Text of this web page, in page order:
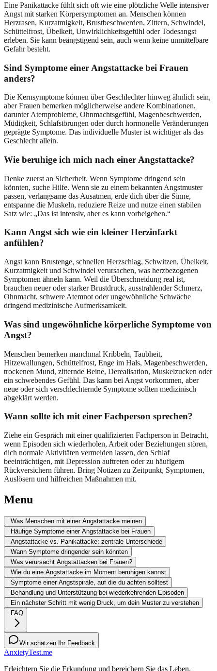
Eine Panikattacke fühlt sich oft wie eine plötzliche Welle intensiver
Angst mit starken Körpersymptomen an. Menschen können
Herzrasen, Kurzatmigkeit, Brustbeschwerden, Zittern, Schwindel,
Schüttelfrost, Übelkeit, Unwirklichkeitsgefühl oder Todesangst
erleben. Sie kann beängstigend sein, auch wenn keine unmittelbare
Gefahr besteht.
Sind Symptome einer Angstattacke bei Frauen
anders?
Die Kernsymptome können über Geschlechter hinweg ähnlich sein,
aber Frauen bemerken möglicherweise andere Kombinationen,
darunter Atemprobleme, Ohnmachtsgefühl, Magenbeschwerden,
Müdigkeit, Schlafstörungen oder durch hormonelle Veränderungen
geprägte Symptome. Das individuelle Muster ist wichtiger als das
Geschlecht allein.
Wie beruhige ich mich nach einer Angstattacke?
Denke zuerst an Sicherheit. Wenn Symptome dringend sein
könnten, suche Hilfe. Wenn sie zu einem bekannten Angstmuster
passen, verlangsame das Ausatmen, erde dich über die Sinne,
entspanne die Muskeln, reduziere Reize und nutze einen stabilen
Satz wie: „Das ist intensiv, aber es kann vorbeigehen.“
Kann Angst sich wie ein kleiner Herzinfarkt
anfühlen?
Angst kann Brustenge, schnellen Herzschlag, Schwitzen, Übelkeit,
Kurzatmigkeit und Schwindel verursachen, was herzbezogenen
Symptomen ähneln kann. Weil die Überschneidung real ist,
brauchen neuer oder starker Brustdruck, ausstrahlender Schmerz,
Ohnmacht, schwere Atemnot oder ungewöhnliche Schwäche
dringend medizinische Aufmerksamkeit.
Was sind ungewöhnliche körperliche Symptome von
Angst?
Menschen bemerken manchmal Kribbeln, Taubheit,
Hitzewallungen, Schüttelfrost, Enge im Hals, Magenbeschwerden,
trockenen Mund, zitternde Beine, Derealisation, Muskelzucken oder
ein schwebendes Gefühl. Das kann bei Angst vorkommen, aber
neue oder sich verschlechternde Symptome sollten medizinisch
abgeklärt werden.
Wann sollte ich mit einer Fachperson sprechen?
Ziehe ein Gespräch mit einer qualifizierten Fachperson in Betracht,
wenn Episoden sich wiederholen, Arbeit oder Beziehungen stören,
dich normale Aktivitäten vermeiden lassen, den Schlaf
beeinträchtigen, mit Depression auftreten oder zu häufigem
Rückversichern führen. Bring Notizen zu Zeitpunkt, Symptomen,
Auslösern und hilfreichen Maßnahmen mit.
Menu
Was Menschen mit einer Angstattacke meinen
Häufige Symptome einer Angstattacke bei Frauen
Angstattacke vs. Panikattacke: zentrale Unterschiede
Wann Symptome dringender sein könnten
Was verursacht Angstattacken bei Frauen?
Wie du eine Angstattacke im Moment beruhigen kannst
Symptome einer Angstspirale, auf die du achten solltest
Behandlung und Unterstützung bei wiederkehrenden Episoden
Ein nächster Schritt mit wenig Druck, um dein Muster zu verstehen
FAQ
Wir schätzen Ihr Feedback
AnxietyTest.me
Erleichtern Sie die Erkundung und bereichern Sie das Leben.